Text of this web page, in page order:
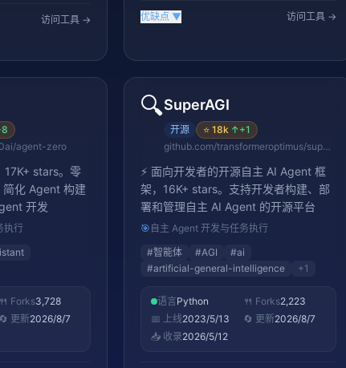
访问工具 → 优缺点 ▼ 访问工具 →
agent-zero
stars。零
化 Agent 构建
开发
执行
🍴 Forks3,728
🔄 更新2026/8/7
🔍SuperAGI
开源 ⭐18k ↑+1
github.com/transformeroptimus/superagi
⚡️ 面向开发者的开源自主 AI Agent 框
架，16K+ stars。支持开发者构建、部
署和管理自主 AI Agent 的开源平台
🎯 自主 Agent 开发与任务执行
#智能体 #AGI #ai
#artificial-general-intelligence +1
语言Python 🍴 Forks2,223
📅 上线2023/5/13 🔄 更新2026/8/7
📥 收录2026/5/12